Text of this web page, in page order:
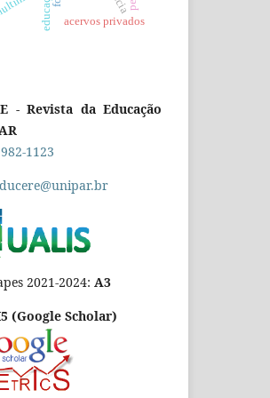
acervos privados
- Revista da Educação
1123
2021-2024: A3
(Google Scholar)